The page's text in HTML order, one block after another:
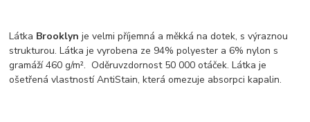
Látka Brooklyn je velmi příjemná a měkká na dotek, s výraznou
strukturou. Látka je vyrobena ze 94% polyester a 6% nylon s
gramáží 460 g/m². Oděruvzdornost 50 000 otáček. Látka je
ošetřená vlastností AntiStain, která omezuje absorpci kapalin.